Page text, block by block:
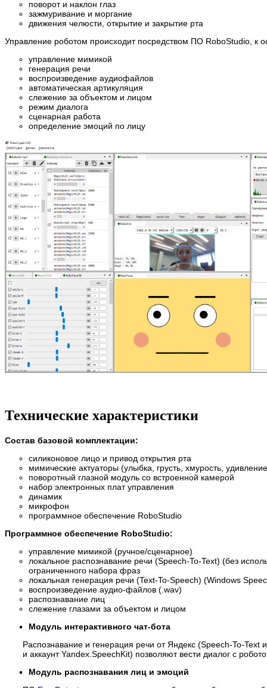
поворот и наклон глаз
зажмуривание и моргание
движения челюсти, открытие и закрытие рта
Управление роботом происходит посредством ПО RoboStudio, к
управление мимикой
генерация речи
воспроизведение аудиофайлов
автоматическая артикуляция
слежение за объектом и лицом
режим диалога
сценарная работа
определение эмоций по лицу
Технические характеристики
Состав базовой комплектации:
силиконовое лицо и привод открытия рта
мимические актуаторы (улыбка, грусть, хмурость,
поворотный глазной модуль со встроенной камерой
набор электронных плат управления
динамик
микрофон
программное обеспечение RoboStudio
Программное обеспечение RoboStudio:
управление мимикой (ручное/сценарное)
локальное распознавание речи (Speech-To-Text) (без
ограниченного набора фраз
локальная генерация речи (Text-To-Speech) (Windows
воспроизведение аудио-файлов (.wav)
распознавание лиц
слежение глазами за объектом и лицом
Модуль интерактивного чат-бота
Распознавание и генерация речи от Яндекс (Speech-To-Text
и аккаунт Yandex.SpeechKit) позволяют вести диалог с
Модуль распознавания лиц и эмоций